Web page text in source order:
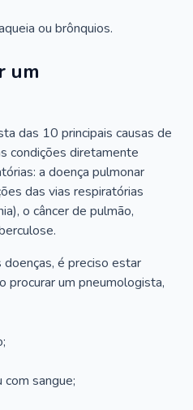
ou brônquios.
um
das 10 principais causas de
condições diretamente
a doença pulmonar
das vias respiratórias
o câncer de pulmão,
é preciso estar
procurar um pneumologista,
sangue;